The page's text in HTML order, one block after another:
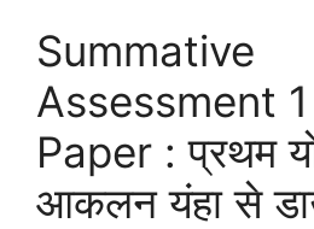
Summative
Assessment
Paper : प्रथम
आकलन यंहा से